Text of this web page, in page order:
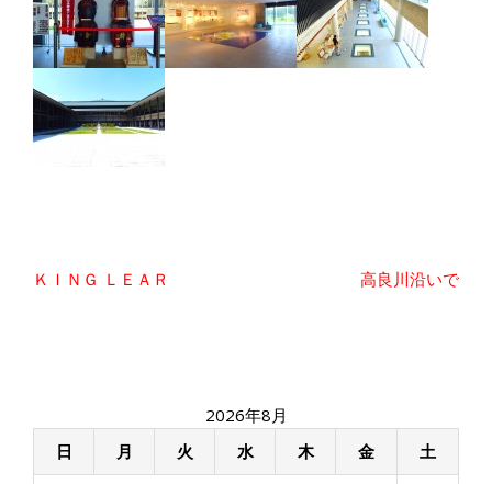
投
シ
ン
ＫＩＮＧ ＬＥＡＲ 高良川沿いで
2026年8月
日
月 火 水 木 金 土